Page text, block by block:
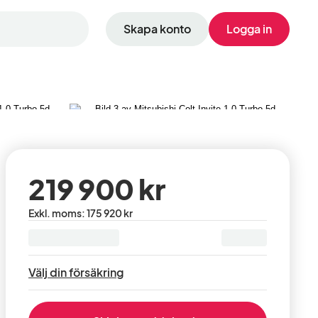
Skapa konto Logga in
219 900 kr
Exkl. moms:Pris
175 920 kr
Välj din försäkring